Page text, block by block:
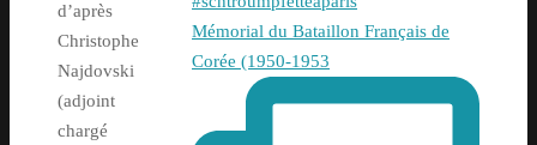
d’après
Christophe
Najdovski
(adjoint
chargé
Mémorial du Bataillon Français de
Corée (1950-1953